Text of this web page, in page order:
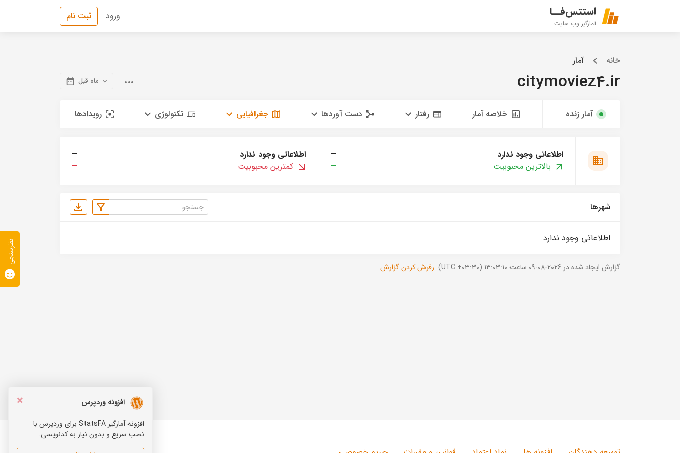
استتس‌فــا
آمارگیر وب سایت
ورود ثبت نام
خانه آمار
citymoviez4.ir ماه قبل
آمار زنده خلاصه آمار رفتار دست آوردها جغرافیایی تکنولوژی رویدادها
اطلاعاتی وجود ندارد
—
بالاترین محبوبیت
—
اطلاعاتی وجود ندارد
—
کمترین محبوبیت
—
شهرها
اطلاعاتی وجود ندارد.
گزارش ایجاد شده در 2026-08-09 ساعت 13:03:10 (UTC +03:30). رفرش کردن گزارش
×
افزونه وردپرس
افزونه آمارگیر StatsFA برای وردپرس با
نصب سریع و بدون نیاز به کدنویسی.
نظرسنجی